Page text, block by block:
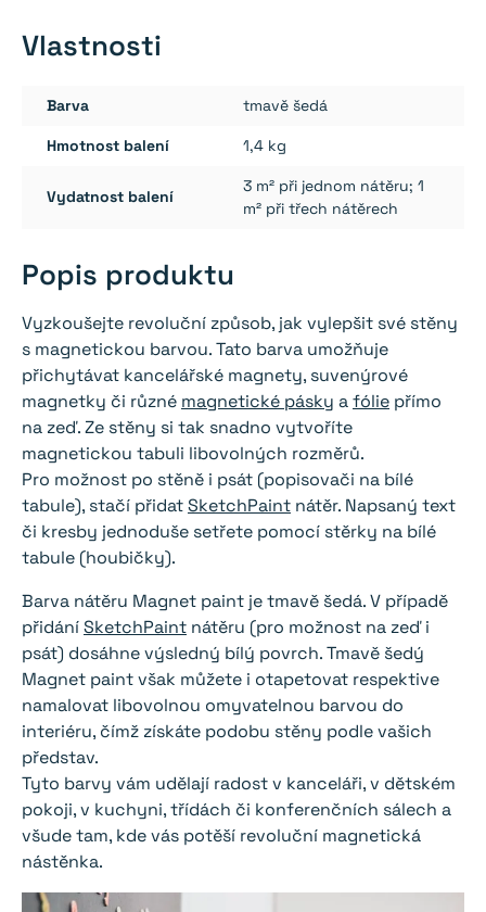
množství
Vlastnosti
Barva tmavě šedá
Hmotnost balení 1,4 kg
Vydatnost balení
3 m² při jednom nátěru; 1
m² při třech nátěrech
Popis produktu
Vyzkoušejte revoluční způsob, jak vylepšit své stěny
s magnetickou barvou. Tato barva umožňuje
přichytávat kancelářské magnety, suvenýrové
magnetky či různé magnetické pásky afólie přímo
na zeď. Ze stěny si tak snadno vytvoříte
magnetickou tabuli libovolných rozměrů.
Pro možnost po stěně i psát (popisovači na bílé
tabule), stačí přidatSketchPaint nátěr. Napsaný text
či kresby jednoduše setřete pomocí stěrky na bílé
tabule (houbičky).
Barva nátěru Magnet paint je tmavě šedá. V případě
přidáníSketchPaint nátěru (pro možnost na zeď i
psát) dosáhne výsledný bílý povrch. Tmavě šedý
Magnet paint však můžete i otapetovat respektive
namalovat libovolnou omyvatelnou barvou do
interiéru, čímž získáte podobu stěny podle vašich
představ.
Tyto barvy vám udělají radost v kanceláři, v dětském
pokoji, v kuchyni, třídách či konferenčních sálech a
všude tam, kde vás potěší revoluční magnetická
nástěnka.